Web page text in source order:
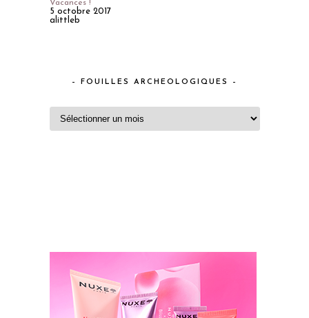
Vacances !
5 octobre 2017
alittleb
– FOUILLES ARCHEOLOGIQUES –